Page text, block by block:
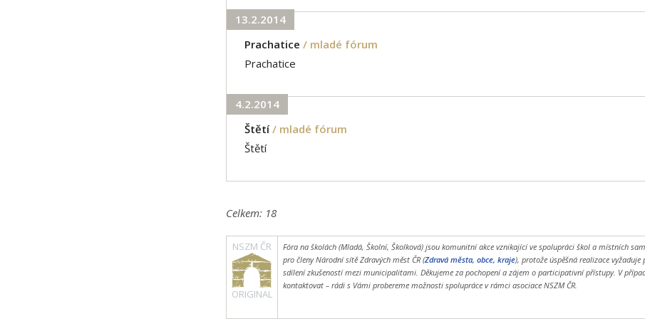
13.2.2014
Prachatice / mladé fórum
Prachatice
4.2.2014
Štětí / mladé fórum
Štětí
Celkem: 18
NSZM ČR
ORIGINAL
Fóra na školách (Mladá, Školní, Školková) jsou komunitní akce vznikající ve spolupráci škol a místních
pro členy Národní sítě Zdravých měst ČR (Zdravá města, obce, kraje), protože úspěšná realizace
sdílení zkušeností mezi municipalitami. Děkujeme za pochopení a zájem o participativní přístupy. V
kontaktovat – rádi s Vámi probereme možnosti spolupráce v rámci asociace NSZM ČR.